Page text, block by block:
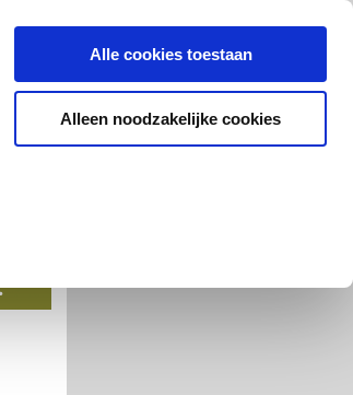
Alle cookies toestaan
Alleen noodzakelijke cookies